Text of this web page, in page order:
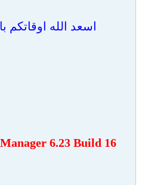
اسعد الله
6.23 Build 16